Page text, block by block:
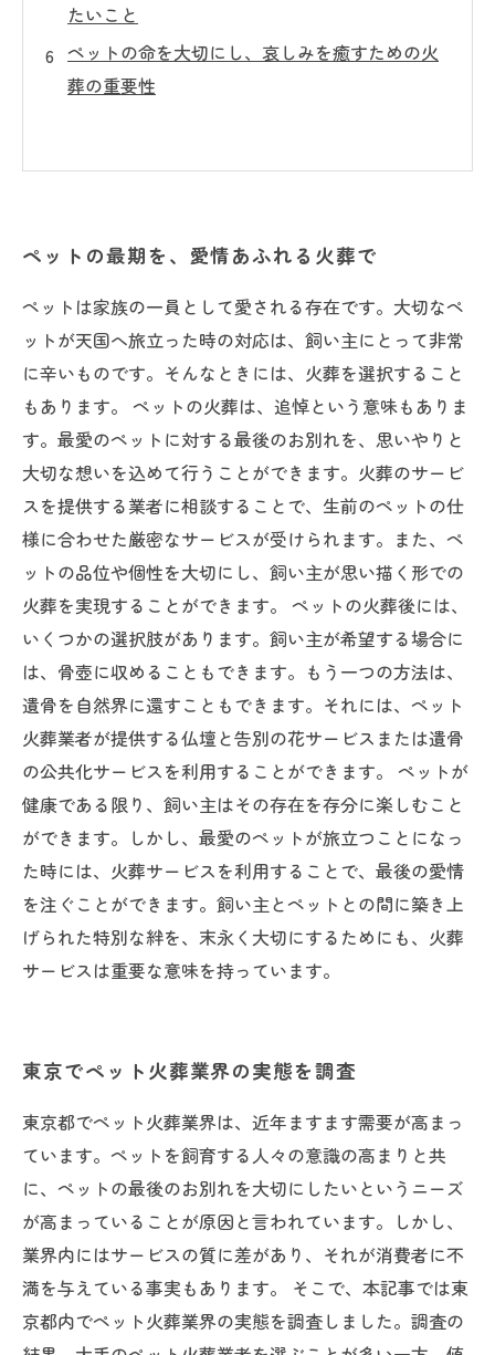
たいこと
ペットの命を大切にし、哀しみを癒すための火
葬の重要性
ペットの最期を、愛情あふれる火葬で
ペットは家族の一員として愛される存在です。大切なペ
ットが天国へ旅立った時の対応は、飼い主にとって非常
に辛いものです。そんなときには、火葬を選択すること
もあります。 ペットの火葬は、追悼という意味もありま
す。最愛のペットに対する最後のお別れを、思いやりと
大切な想いを込めて行うことができます。火葬のサービ
スを提供する業者に相談することで、生前のペットの仕
様に合わせた厳密なサービスが受けられます。また、ペ
ットの品位や個性を大切にし、飼い主が思い描く形での
火葬を実現することができます。 ペットの火葬後には、
いくつかの選択肢があります。飼い主が希望する場合に
は、骨壺に収めることもできます。もう一つの方法は、
遺骨を自然界に還すこともできます。それには、ペット
火葬業者が提供する仏壇と告別の花サービスまたは遺骨
の公共化サービスを利用することができます。 ペットが
健康である限り、飼い主はその存在を存分に楽しむこと
ができます。しかし、最愛のペットが旅立つことになっ
た時には、火葬サービスを利用することで、最後の愛情
を注ぐことができます。飼い主とペットとの間に築き上
げられた特別な絆を、末永く大切にするためにも、火葬
サービスは重要な意味を持っています。
東京でペット火葬業界の実態を調査
東京都でペット火葬業界は、近年ますます需要が高まっ
ています。ペットを飼育する人々の意識の高まりと共
に、ペットの最後のお別れを大切にしたいというニーズ
が高まっていることが原因と言われています。しかし、
業界内にはサービスの質に差があり、それが消費者に不
満を与えている事実もあります。 そこで、本記事では東
京都内でペット火葬業界の実態を調査しました。調査の